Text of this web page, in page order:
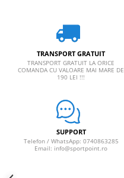
TRANSPORT GRATUIT
TRANSPORT GRATUIT LA ORICE
COMANDA CU VALOARE MAI MARE DE
190 LEI !!!
SUPPORT
Telefon / WhatsApp: 0740863285
Email: info@sportpoint.ro